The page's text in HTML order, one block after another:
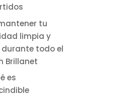
tu
limpia y
todo el
Brillanet
es